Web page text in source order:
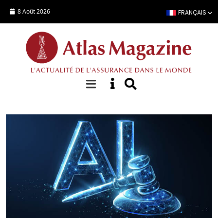
8 Août 2026 FRANÇAIS
Focus